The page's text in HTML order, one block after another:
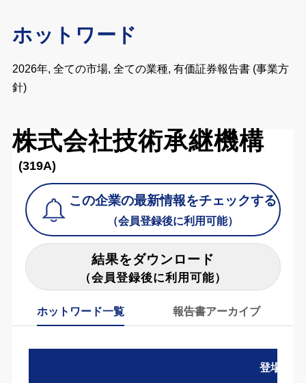
ホットワード
2026年, 全ての市場, 全ての業種, 有価証券報告書 (事業方
針)
株式会社技術承継機構
(319A)
この企業の最新情報をチェックする
（会員登録後に利用可能）
結果をダウンロード
（会員登録後に利用可能）
ホットワード一覧 報告書アーカイブ
登場数